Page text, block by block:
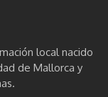
local nacido
de Mallorca y